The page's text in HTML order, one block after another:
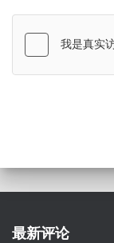
最新评论